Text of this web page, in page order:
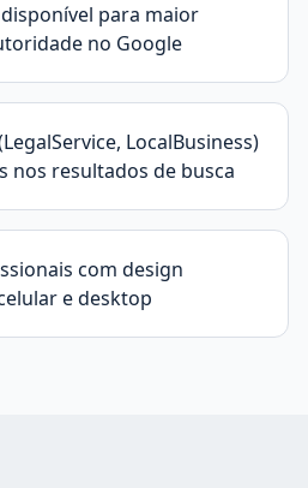
para maior
no Google
LocalBusiness)
nos resultados de busca
com design
e desktop